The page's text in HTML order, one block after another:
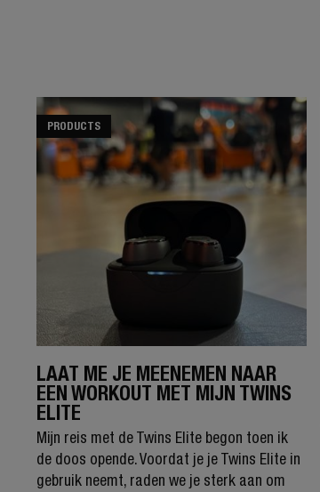
PRODUCTS
LAAT ME JE MEENEMEN NAAR
EEN WORKOUT MET MIJN TWINS
ELITE
Mijn reis met de Twins Elite begon toen ik
de doos opende. Voordat je je Twins Elite in
gebruik neemt, raden we je sterk aan om